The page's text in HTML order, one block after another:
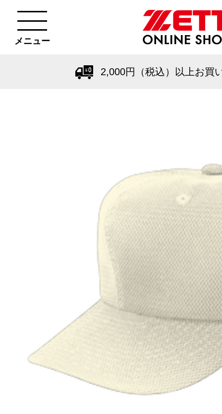
メニュー
2,000円（税込）以上お買